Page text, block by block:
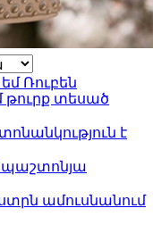
Ռուբեն
թուրք տեսած
է
պաշտոնյա
ամուսնանում